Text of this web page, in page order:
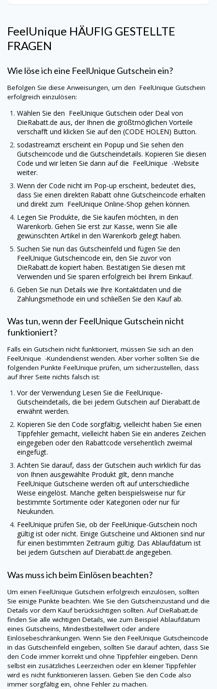
FeelUnique HÄUFIG GESTELLTE
FRAGEN
Wie löse ich eine FeelUnique Gutschein ein?
Befolgen Sie diese Anweisungen, um den FeelUnique Gutschein
erfolgreich einzulösen:
Wählen Sie den FeelUnique Gutschein oder Deal von
DieRabatt.de aus, der Ihnen die größtmöglichen Vorteile
verschafft und klicken Sie auf den (CODE HOLEN) Button.
sodastreamzt erscheint ein Popup und Sie sehen den
Gutscheincode und die Gutscheindetails. Kopieren Sie diesen
Code und wir leiten Sie dann auf die FeelUnique -Website
weiter.
Wenn der Code nicht im Pop-up erscheint, bedeutet dies,
dass Sie einen direkten Rabatt ohne Gutscheincode erhalten
und direkt zum FeelUnique Online-Shop gehen können.
Legen Sie Produkte, die Sie kaufen möchten, in den
Warenkorb. Gehen Sie erst zur Kasse, wenn Sie alle
gewünschten Artikel in den Warenkorb gelegt haben.
Suchen Sie nun das Gutscheinfeld und fügen Sie den
FeelUnique Gutscheincode ein, den Sie zuvor von
DieRabatt.de kopiert haben. Bestätigen Sie diesen mit
Verwenden und Sie sparen erfolgreich bei Ihrem Einkauf.
Geben Sie nun Details wie Ihre Kontaktdaten und die
Zahlungsmethode ein und schließen Sie den Kauf ab.
Was tun, wenn der FeelUnique Gutschein nicht
funktioniert?
Falls ein Gutschein nicht funktioniert, müssen Sie sich an den
FeelUnique -Kundendienst wenden. Aber vorher sollten Sie die
folgenden Punkte FeelUnique prüfen, um sicherzustellen, dass
auf Ihrer Seite nichts falsch ist:
Vor der Verwendung Lesen Sie die FeelUnique-
Gutscheindetails, die bei jedem Gutschein auf Dierabatt.de
erwähnt werden.
Kopieren Sie den Code sorgfältig, vielleicht haben Sie einen
Tippfehler gemacht, vielleicht haben Sie ein anderes Zeichen
eingegeben oder den Rabattcode versehentlich zweimal
eingefügt.
Achten Sie darauf, dass der Gutschein auch wirklich für das
von Ihnen ausgewählte Produkt gilt, denn manche
FeelUnique Gutscheine werden oft auf unterschiedliche
Weise eingelöst. Manche gelten beispielsweise nur für
bestimmte Sortimente oder Kategorien oder nur für
Neukunden.
FeelUnique prüfen Sie, ob der FeelUnique-Gutschein noch
gültig ist oder nicht. Einige Gutscheine und Aktionen sind nur
für einen bestimmten Zeitraum gültig. Das Ablaufdatum ist
bei jedem Gutschein auf Dierabatt.de angegeben.
Was muss ich beim Einlösen beachten?
Um einen FeelUnique Gutschein erfolgreich einzulösen, sollten
Sie einige Punkte beachten. Wie Sie den Gutscheinzustand und die
Details vor dem Kauf berücksichtigen sollten. AufDieRabatt.de
finden Sie alle wichtigen Details, wie zum Beispiel Ablaufdatum
eines Gutscheins, Mindestbestellwert oder andere
Einlösebeschränkungen. Wenn Sie den FeelUnique Gutscheincode
in das Gutscheinfeld eingeben, sollten Sie darauf achten, dass Sie
den Code immer korrekt und ohne Tippfehler eingeben. Denn
selbst ein zusätzliches Leerzeichen oder ein kleiner Tippfehler
wird es nicht funktionieren lassen. Geben Sie den Code also
immer sorgfältig ein, ohne Fehler zu machen.